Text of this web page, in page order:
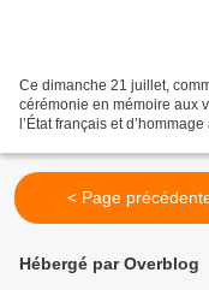
Ce dimanche 21 juillet,
cérémonie en mémoire aux
l’État français et
< Page
Hébergé par Overblog